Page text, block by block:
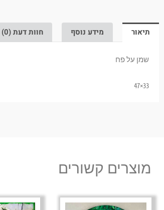
תיאור מידע נוסף חוות דעת (0)
שמן על פח
33×47
מוצרים קשורים